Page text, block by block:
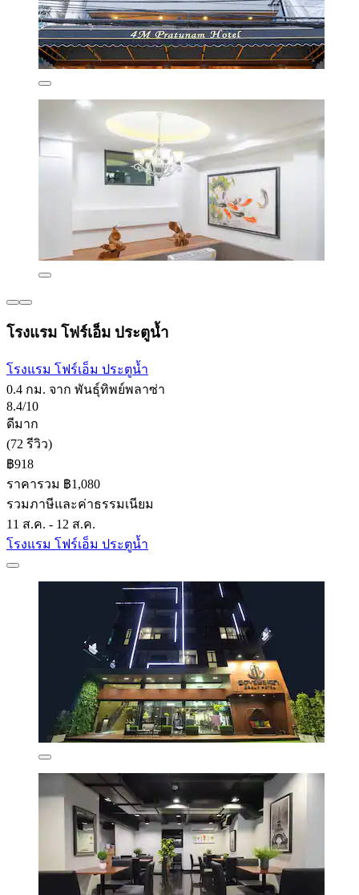
โรงแรม โฟร์เอ็ม ประตูน้ำ
โรงแรม โฟร์เอ็ม ประตูน้ำ
0.4 กม. จาก พันธุ์ทิพย์พลาซ่า
8.4/10
ดีมาก
(72 รีวิว)
฿918
ราคารวม ฿1,080
รวมภาษีและค่าธรรมเนียม
11 ส.ค. - 12 ส.ค.
โรงแรม โฟร์เอ็ม ประตูน้ำ